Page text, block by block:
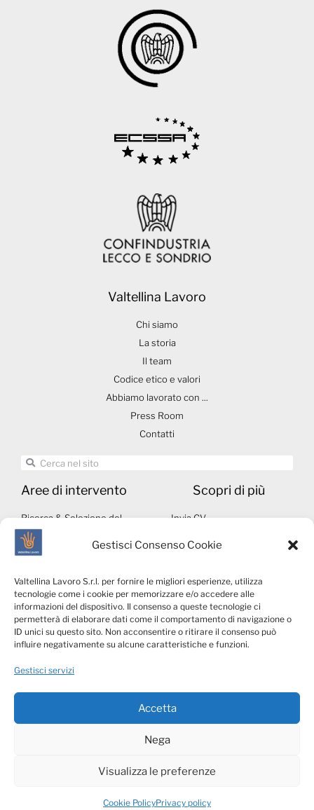
Gestisci Consenso Cookie
Valtellina Lavoro S.r.l. per fornire le migliori esperienze, utilizza
tecnologie come i cookie per memorizzare e/o accedere alle
informazioni del dispositivo. Il consenso a queste tecnologie ci
permetterà di elaborare dati come il comportamento di navigazione o
ID unici su questo sito. Non acconsentire o ritirare il consenso può
influire negativamente su alcune caratteristiche e funzioni.
Gestisci servizi
Accetta
Nega
Visualizza le preferenze
Cookie PolicyPrivacy policy
Valtellina Lavoro
Chi siamo
La storia
Il team
Codice etico e valori
Abbiamo lavorato con ...
Press Room
Contatti
Aree di intervento
Ricerca & Selezione del
personale
Middle & Executive Search
Talents4Business
VLConsulting
Scopri di più
Invia CV
Privacy & Social Media
Policy
Cookies Policy
Privacy candidati